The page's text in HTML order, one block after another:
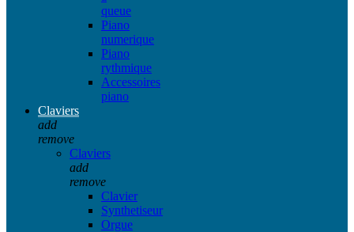
queue
Piano
numerique
Piano
rythmique
Accessoires
piano
Claviers
add
remove
Claviers
add
remove
Clavier
Synthetiseur
Orgue